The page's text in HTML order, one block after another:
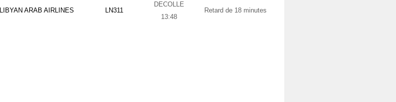
LIBYAN ARAB AIRLINES LN311
DECOLLE
13:48
Retard de 18 minutes